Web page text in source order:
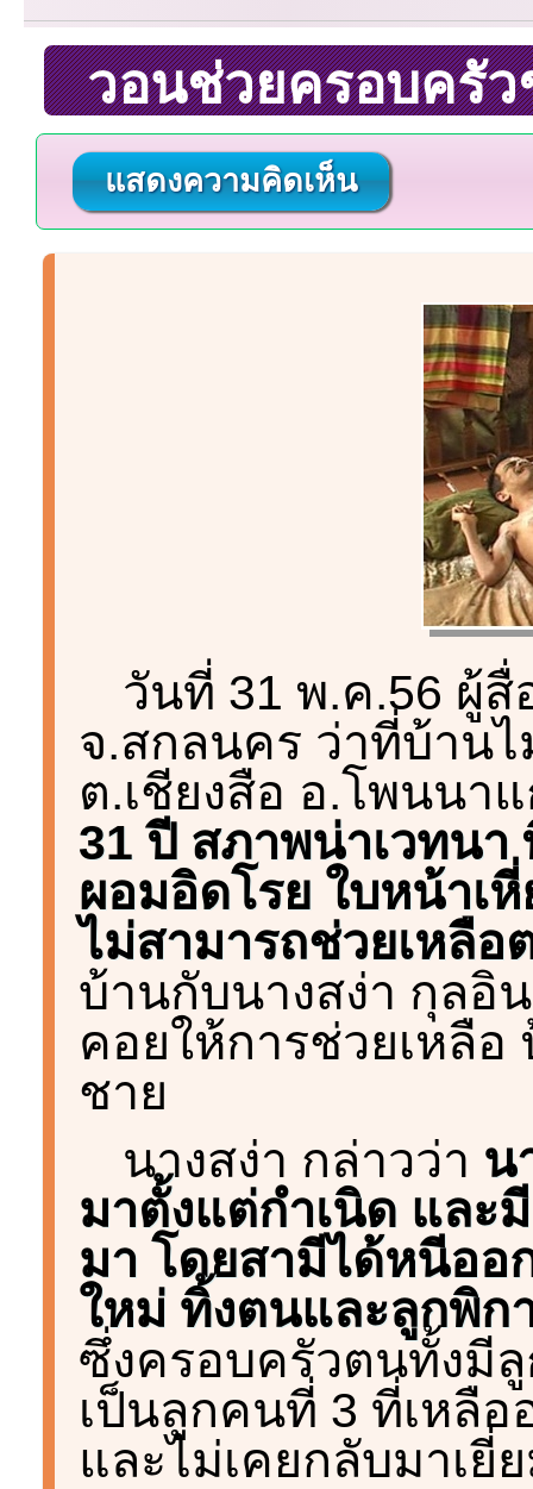
วอนช่วยครอบครัว
แสดงความคิดเห็น
วันที่ 31 พ.ค.56 ผู้สื่
จ.สกลนคร ว่าที่บ้าน
ต.เชียงสือ อ.โพนนา
31 ปี สภาพน่าเวทน
ผอมอิดโรย ใบหน้าเ
ไม่สามารถช่วยเหลือ
บ้านกับนางสง่า กุลอิ
คอยให้การช่วยเหลื
ชาย
นางสง่า กล่าวว่า น
มาตั้งแต่กำเนิด และ
มา โดยสามีได้หนีออ
ใหม่ ทิ้งตนและลูกพิก
ซึ่งครอบครัวตนทั้งมี
เป็นลูกคนที่ 3 ที่เหลือ
และไม่เคยกลับมาเยี่